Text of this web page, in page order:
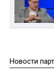
Новости